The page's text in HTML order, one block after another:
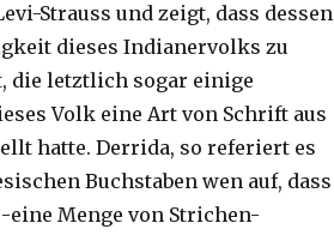
Strauss und zeigt, dass dessen
dieses Indianervolks zu
die letztlich sogar einige
Volk eine Art von Schrift aus
hatte. Derrida, so referiert es
Buchstaben wen auf, dass
Menge von Strichen-